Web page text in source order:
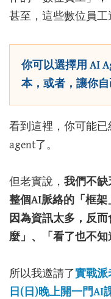
甚至，這些數位員工
你可以選擇用 AI
本，或者，讓你自
看到這裡，你可能
agent了。
但老實說， 我們不缺
整個AI脈絡的「框架
因為資訊太多，反
麼」、「看了也不知
所以我邀請了實戰派
日(日)晚上開一門AI